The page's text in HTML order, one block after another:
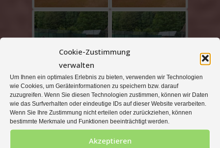
Cookie-Zustimmung
verwalten
Um Ihnen ein optimales Erlebnis zu bieten, verwenden wir Technologien
wie Cookies, um Geräteinformationen zu speichern bzw. darauf
zuzugreifen. Wenn Sie diesen Technologien zustimmen, können wir Daten
wie das Surfverhalten oder eindeutige IDs auf dieser Website verarbeiten.
Wenn Sie Ihre Zustimmung nicht erteilen oder zurückziehen, können
bestimmte Merkmale und Funktionen beeinträchtigt werden.
Akzeptieren